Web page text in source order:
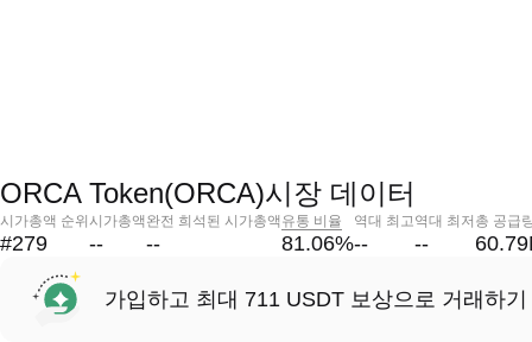
ORCA Token(ORCA)시장 데이터
시가총액 순위
#279
시가총액
--
완전 희석된 시가총액
--
유통 비율
81.06%
역대 최고
--
역대 최저
--
총 공급
가입하고 최대 711 USDT 보상으로 거래하기